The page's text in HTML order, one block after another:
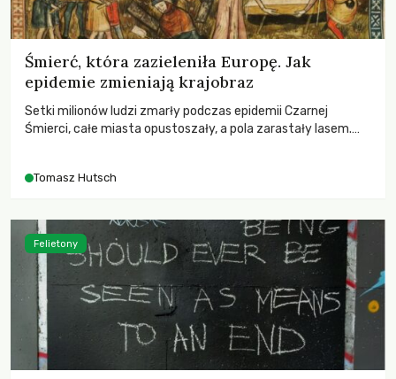
Śmierć, która zazieleniła Europę. Jak
epidemie zmieniają krajobraz
Setki milionów ludzi zmarły podczas epidemii Czarnej
Śmierci, całe miasta opustoszały, a pola zarastały lasem.
największych katastrof w swoich dziejach.
Tomasz Hutsch
Felietony